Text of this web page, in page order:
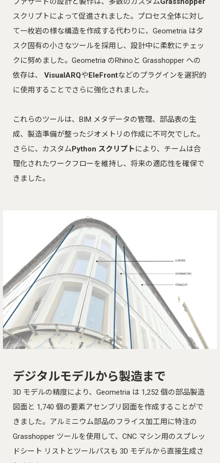
スクリプトによって促進されました。プロセス全体に対し
て一枚岩の様な構造を作成する代わりに、Geometria はタ
スク固有の小さなツールを採用し、設計中に柔軟にチェッ
クに努めました。Geometria のRhinoと Grasshopper への
依存は、
VisualARQやEleFrontなどのプラグインを選択的
に使用することでさらに強化されました。
これらのツールは、BIM メタデータの管理、部品表の生
成、製造準備が整ったジオメトリの作成に不可欠でした。
さらに、カスタムPython スクリプト により、チームは合
理化されたワークフローを維持し、将来の適応性を確保で
きました。
デジタルモデルから製造まで
3D モデルの精度により、Geometria は 1,252 個の部品製造
図面と 1,740 個の要素アセンブリ図面を作成することがで
きました。アルミニウム部品のフライス加工用に特注の
Grasshopper ツールを使用して、CNC マシン用のスプレッ
ドシート リストとツールパスも 3D モデルから直接生成さ